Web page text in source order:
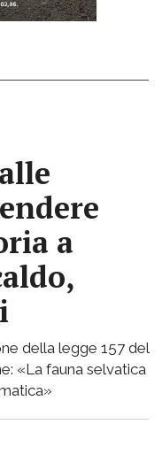
a
della legge 157 del
«La fauna selvatica